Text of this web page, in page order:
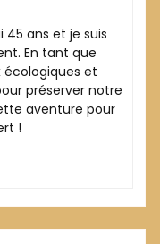
45 ans et je suis
En tant que
écologiques et
préserver notre
aventure pour
!